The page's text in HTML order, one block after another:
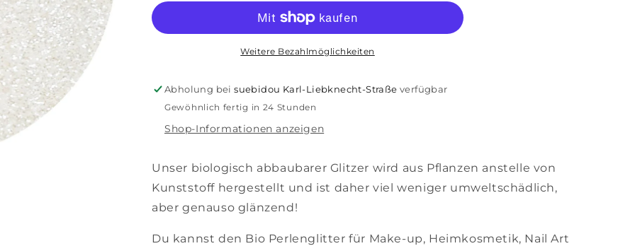
Glitzer
Glitzer
Weitere Bezahlmöglichkeiten
Abholung beisuebidou Karl-Liebknecht-Straße verfügbar
Gewöhnlich fertig in 24 Stunden
Shop-Informationen anzeigen
Unser biologisch abbaubarer Glitzer wird aus Pflanzen anstelle von
Kunststoff hergestellt und ist daher viel weniger umweltschädlich,
aber genauso glänzend!
Du kannst den Bio Perlenglitter für Make-up, Heimkosmetik, Nail Art